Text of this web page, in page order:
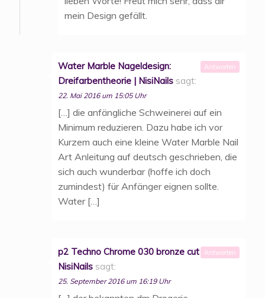
mein Design gefällt.
Water Marble Nageldesign:
Dreifarbentheorie | NisiNails sagt:
22. Mai 2016 um 15:05 Uhr
[…] die anfängliche Schweinerei auf ein
Minimum reduzieren. Dazu habe ich vor
Kurzem auch eine kleine Water Marble Nail
Art Anleitung auf deutsch geschrieben, die
sich auch wunderbar (hoffe ich doch
zumindest) für Anfänger eignen sollte.
Water […]
Antworten
p2 Techno Chrome 030 bronze cut |
NisiNails sagt:
25. September 2016 um 16:19 Uhr
Antworten